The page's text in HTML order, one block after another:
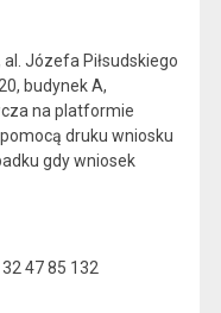
Józefa Piłsudskiego
budynek A,
na platformie
druku wniosku
gdy wniosek
47 85 132